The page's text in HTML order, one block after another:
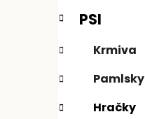
P
s
r
a
Přeskočit
kategorie
K
a
e
g
o
r
PSI
Krmiva
Pamlsky
Hračky